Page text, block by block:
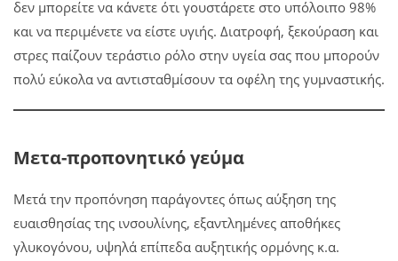
δεν μπορείτε να κάνετε ότι γουστάρετε στο υπόλοιπο 98%
και να περιμένετε να είστε υγιής. Διατροφή, ξεκούραση και
στρες παίζουν τεράστιο ρόλο στην υγεία σας που μπορούν
πολύ εύκολα να αντισταθμίσουν τα οφέλη της γυμναστικής.
Μετα-προπονητικό γεύμα
Μετά την προπόνηση παράγοντες όπως αύξηση της
ευαισθησίας της ινσουλίνης, εξαντλημένες αποθήκες
γλυκογόνου, υψηλά επίπεδα αυξητικής ορμόνης κ.α.